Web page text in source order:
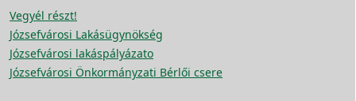
Vegyél részt!
Józsefvárosi Lakásügynökség
Józsefvárosi lakáspályázato
Józsefvárosi Önkormányzati Bérlői csere